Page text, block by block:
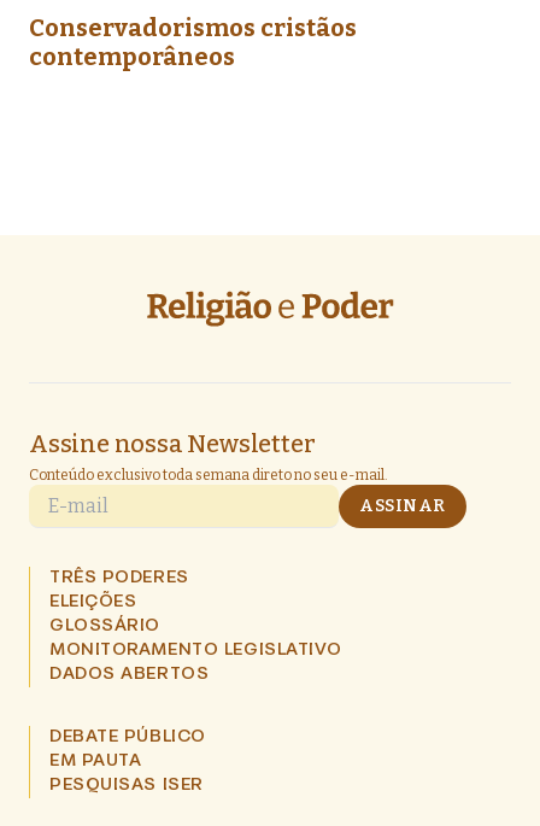
Conservadorismos cristãos
contemporâneos
Assine nossa Newsletter
Conteúdo exclusivo toda semana direto no seu e-mail.
E-mail ASSINAR
TRÊS PODERES
ELEIÇÕES
GLOSSÁRIO
MONITORAMENTO LEGISLATIVO
DADOS ABERTOS
DEBATE PÚBLICO
EM PAUTA
PESQUISAS ISER